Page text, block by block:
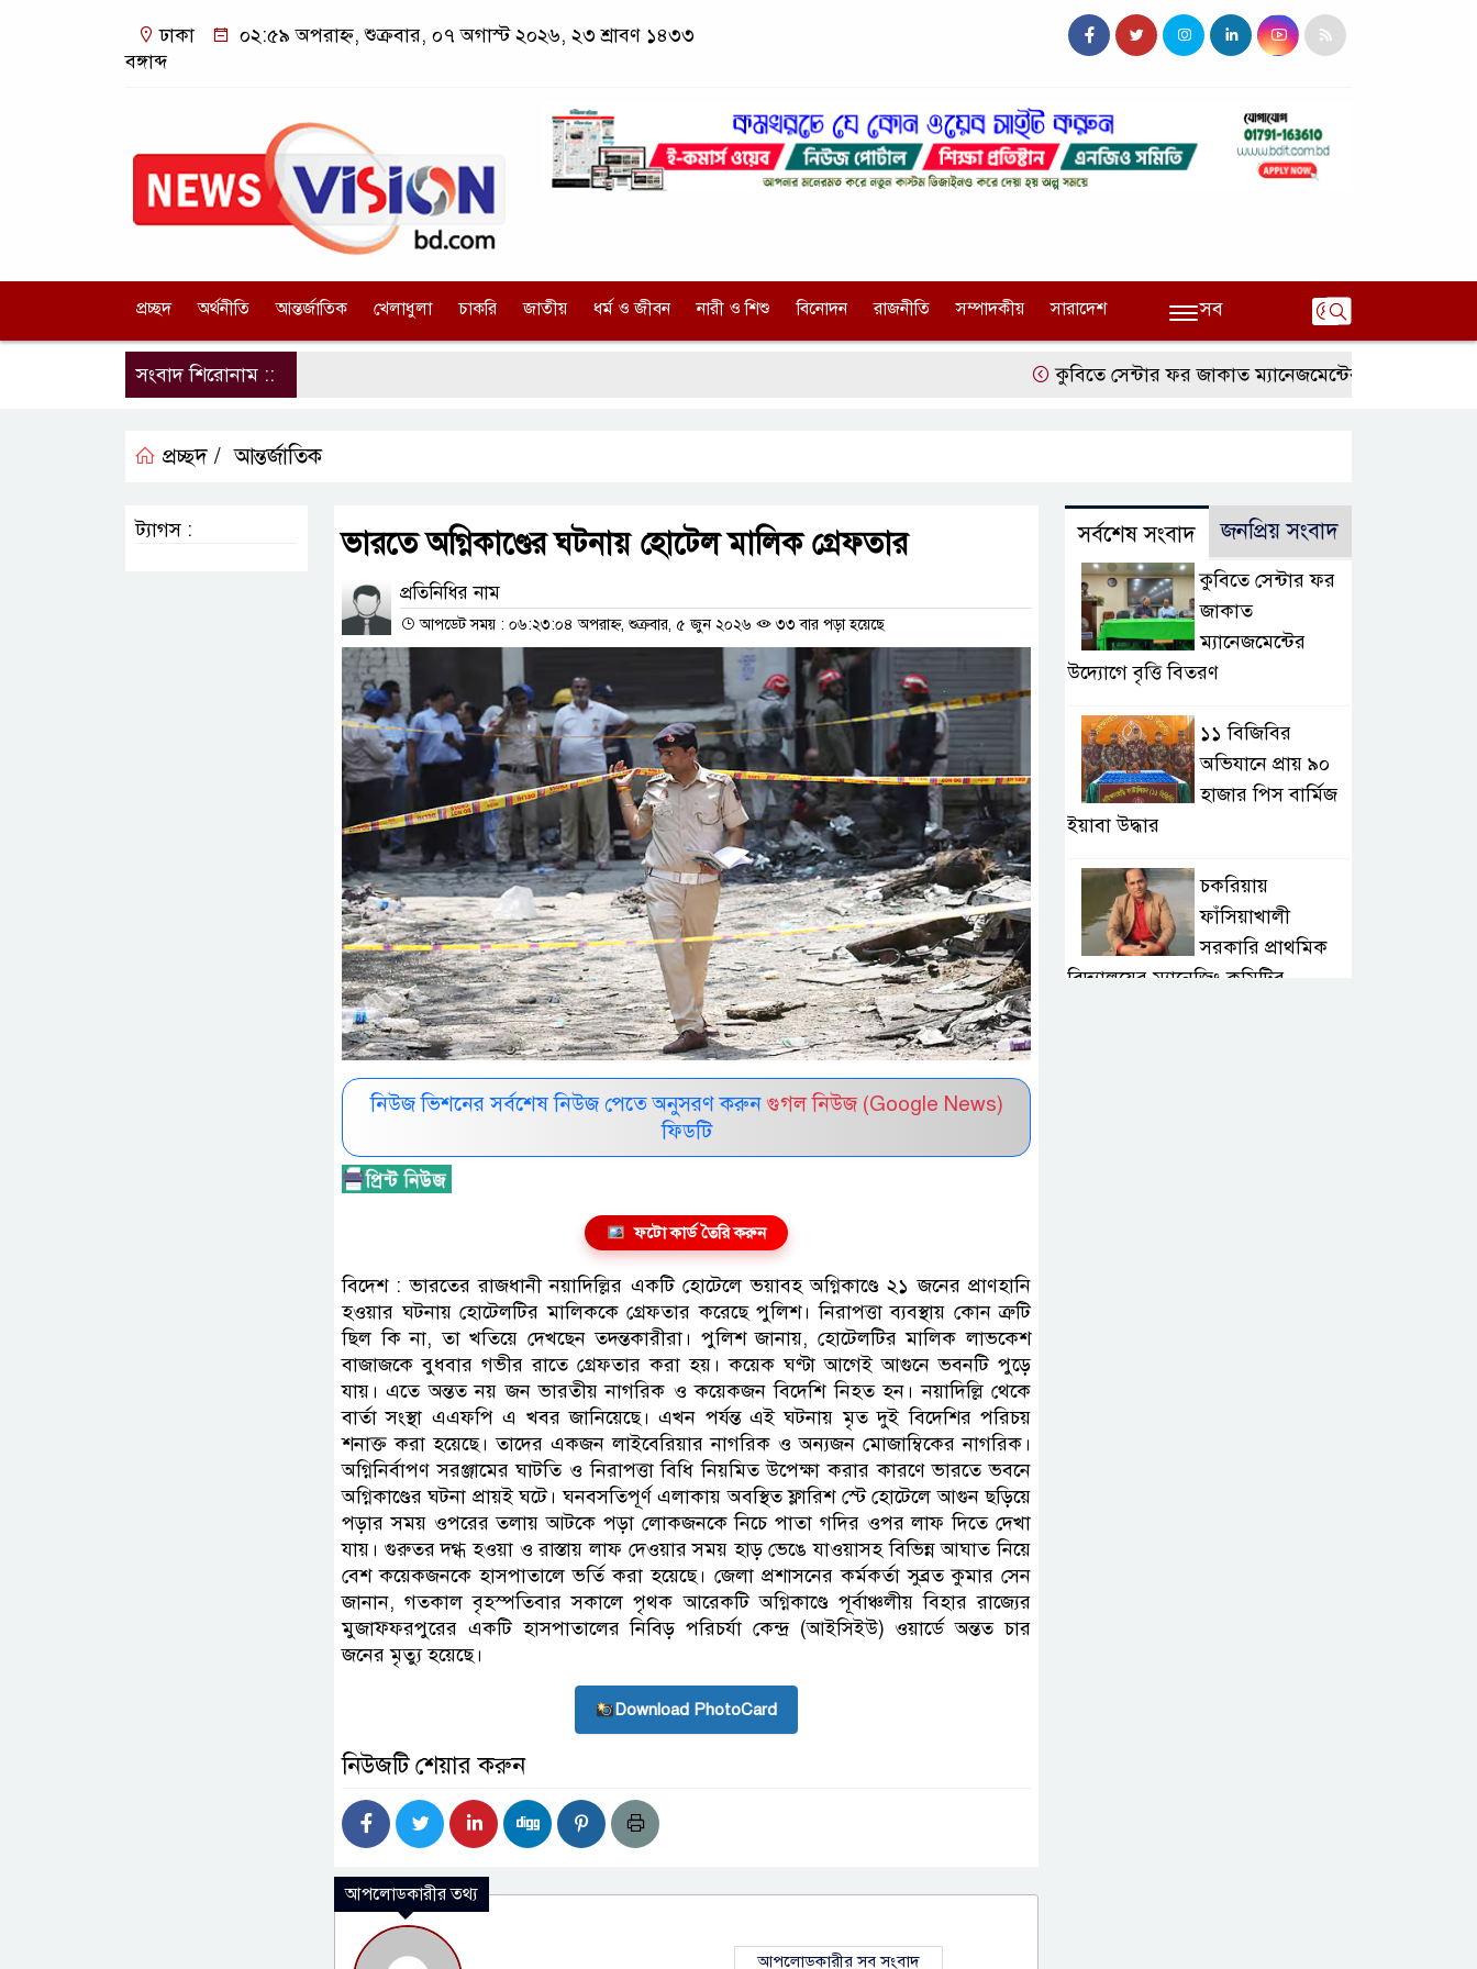
ঢাকা
০২:৫৯ অপরাহ্ন, শুক্রবার, ০৭ অগাস্ট ২০২৬, ২৩ শ্রাবণ ১৪৩৩
বঙ্গাব্দ
প্রচ্ছদ অর্থনীতি আন্তর্জাতিক খেলাধুলা চাকরি জাতীয় ধর্ম ও জীবন নারী ও শিশু বিনোদন রাজনীতি সম্পাদকীয় সারাদেশ সব
সংবাদ শিরোনাম :: কুবিতে সেন্টার ফর জাকাত ম্যানেজমেন্টের উদ্যোগে বৃত্তি বিতরণ
প্রচ্ছদ / আন্তর্জাতিক
ভারতে অগ্নিকাণ্ডের ঘটনায় হোটেল মালিক গ্রেফতার
প্রতিনিধির নাম
আপডেট সময় : ০৬:২৩:০৪ অপরাহ্ন, শুক্রবার, ৫ জুন ২০২৬ ৩৩ বার পড়া হয়েছে
নিউজ ভিশনের সর্বশেষ নিউজ পেতে অনুসরণ করুন গুগল নিউজ (Google News)
ফিডটি
ফটো কার্ড তৈরি করুন
বিদেশ : ভারতের রাজধানী নয়াদিল্লির একটি হোটেলে ভয়াবহ অগ্নিকাণ্ডে ২১ জনের প্রাণহানি
হওয়ার ঘটনায় হোটেলটির মালিককে গ্রেফতার করেছে পুলিশ। নিরাপত্তা ব্যবস্থায় কোন ত্রুটি
ছিল কি না, তা খতিয়ে দেখছেন তদন্তকারীরা। পুলিশ জানায়, হোটেলটির মালিক লাভকেশ
বাজাজকে বুধবার গভীর রাতে গ্রেফতার করা হয়। কয়েক ঘণ্টা আগেই আগুনে ভবনটি পুড়ে
যায়। এতে অন্তত নয় জন ভারতীয় নাগরিক ও কয়েকজন বিদেশি নিহত হন। নয়াদিল্লি থেকে
বার্তা সংস্থা এএফপি এ খবর জানিয়েছে। এখন পর্যন্ত এই ঘটনায় মৃত দুই বিদেশির পরিচয়
শনাক্ত করা হয়েছে। তাদের একজন লাইবেরিয়ার নাগরিক ও অন্যজন মোজাম্বিকের নাগরিক।
অগ্নিনির্বাপণ সরঞ্জামের ঘাটতি ও নিরাপত্তা বিধি নিয়মিত উপেক্ষা করার কারণে ভারতে ভবনে
অগ্নিকাণ্ডের ঘটনা প্রায়ই ঘটে। ঘনবসতিপূর্ণ এলাকায় অবস্থিত ফ্লারিশ স্টে হোটেলে আগুন ছড়িয়ে
পড়ার সময় ওপরের তলায় আটকে পড়া লোকজনকে নিচে পাতা গদির ওপর লাফ দিতে দেখা
যায়। গুরুতর দগ্ধ হওয়া ও রাস্তায় লাফ দেওয়ার সময় হাড় ভেঙে যাওয়াসহ বিভিন্ন আঘাত নিয়ে
বেশ কয়েকজনকে হাসপাতালে ভর্তি করা হয়েছে। জেলা প্রশাসনের কর্মকর্তা সুব্রত কুমার সেন
জানান, গতকাল বৃহস্পতিবার সকালে পৃথক আরেকটি অগ্নিকাণ্ডে পূর্বাঞ্চলীয় বিহার রাজ্যের
মুজাফ্ফরপুরের একটি হাসপাতালের নিবিড় পরিচর্যা কেন্দ্র (আইসিইউ) ওয়ার্ডে অন্তত চার
জনের মৃত্যু হয়েছে।
Download PhotoCard
নিউজটি শেয়ার করুন
আপলোডকারীর তথ্য
আপলোডকারীর সব সংবাদ
ট্যাগস : সর্বশেষ সংবাদ জনপ্রিয় সংবাদ
কুবিতে সেন্টার ফর
জাকাত
ম্যানেজমেন্টের
উদ্যোগে বৃত্তি বিতরণ
১১ বিজিবির
অভিযানে প্রায় ৯০
হাজার পিস বার্মিজ
ইয়াবা উদ্ধার
চকরিয়ায়
ফাঁসিয়াখালী
সরকারি প্রাথমিক
বিদ্যালয়ের ম্যানেজিং কমিটির